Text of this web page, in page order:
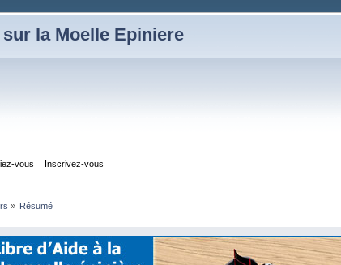
la Moelle Epiniere
vous Inscrivez-vous
» Résumé